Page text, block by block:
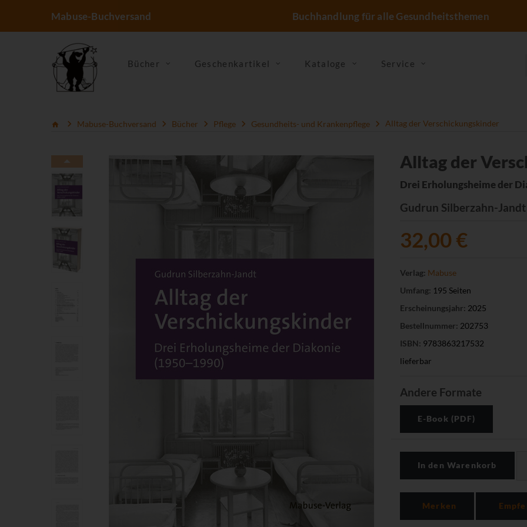
Mabuse-Buchversand Buchhandlung für alle Gesundheitsthemen
Bücher Geschenkartikel Kataloge Service
Mabuse-Buchversand Bücher Pflege Gesundheits- und Krankenpflege Alltag der Verschickungskinder
Alltag der
Drei Erholungsheime der
Gudrun Silberzahn-Jandt
32,00 €
Verlag: Mabuse
Umfang: 195 Seiten
Erscheinungsjahr: 2025
Bestellnummer: 202753
ISBN: 9783863217532
lieferbar
Andere Formate
E-Book (PDF)
In den Warenkorb
Merken